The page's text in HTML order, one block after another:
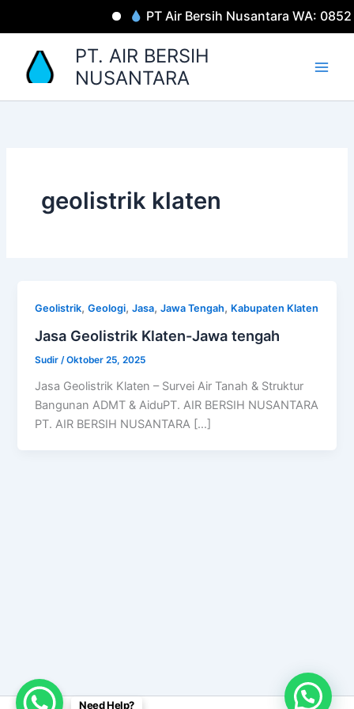
PT Air Bersih Nusantara WA:
PT. AIR BERSIH
NUSANTARA
geolistrik klaten
Geolistrik,Geologi,Jasa,Jawa Tengah, Kabupaten Klaten
Jasa Geolistrik Klaten-Jawa tengah
Sudir /Oktober 25, 2025
Jasa Geolistrik Klaten – Survei Air Tanah & Struktur
Bangunan ADMT & AiduPT. AIR BERSIH NUSANTARA
PT. AIR BERSIH NUSANTARA […]
Need Help?